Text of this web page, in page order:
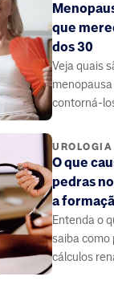
que
dos 30
Veja quais
contorná-
UROLOGIA
O que
pedras
a
Entenda o
saiba como
cálculos